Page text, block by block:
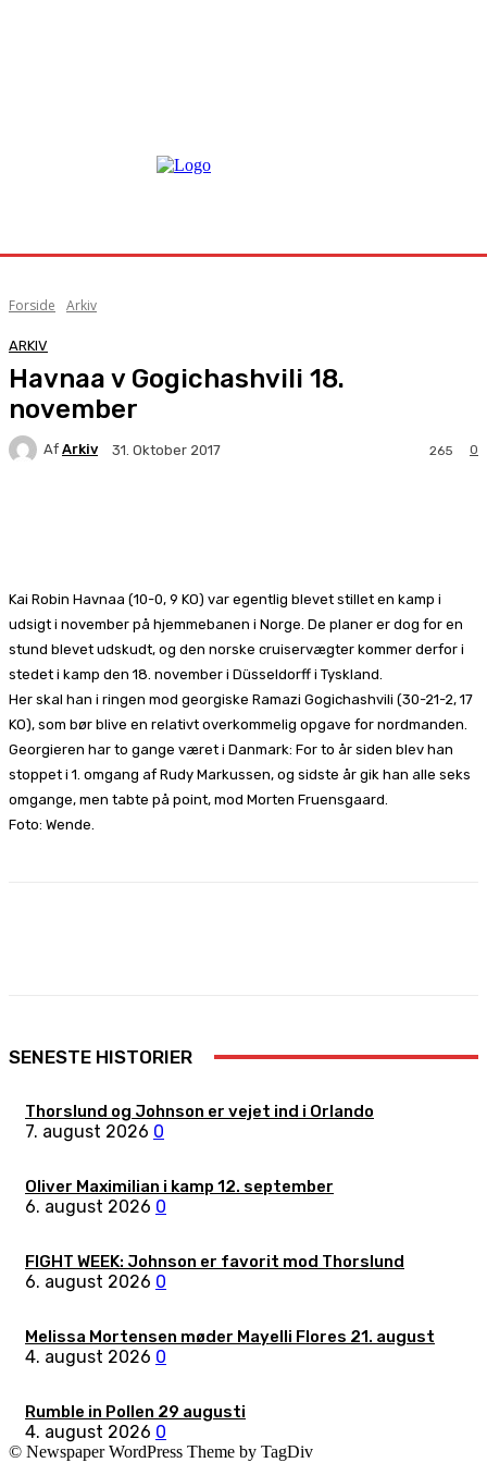
Forside Arkiv
ARKIV
Havnaa v Gogichashvili 18.
november
Af Arkiv 31. Oktober 2017 0
265
Kai Robin Havnaa (10-0, 9 KO) var egentlig blevet stillet en kamp i
udsigt i november på hjemmebanen i Norge. De planer er dog for en
stund blevet udskudt, og den norske cruiservægter kommer derfor i
stedet i kamp den 18. november i Düsseldorff i Tyskland.
Her skal han i ringen mod georgiske Ramazi Gogichashvili (30-21-2, 17
KO), som bør blive en relativt overkommelig opgave for nordmanden.
Georgieren har to gange været i Danmark: For to år siden blev han
stoppet i 1. omgang af Rudy Markussen, og sidste år gik han alle seks
omgange, men tabte på point, mod Morten Fruensgaard.
Foto: Wende.
SENESTE HISTORIER
Thorslund og Johnson er vejet ind i Orlando
7. august 2026 0
Oliver Maximilian i kamp 12. september
6. august 2026 0
FIGHT WEEK: Johnson er favorit mod Thorslund
6. august 2026 0
Melissa Mortensen møder Mayelli Flores 21. august
4. august 2026 0
Rumble in Pollen 29 augusti
4. august 2026 0
© Newspaper WordPress Theme by TagDiv